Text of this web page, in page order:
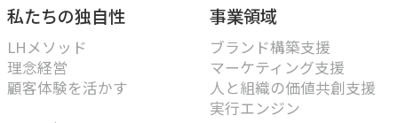
私たちの独自性
LHメソッド
理念経営
顧客体験を活かす
事業領域
ブランド構築支援
マーケティング支援
人と組織の価値共創支援
実行エンジン